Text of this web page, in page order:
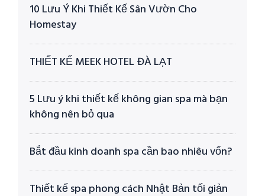
10 Lưu Ý Khi Thiết Kế Sân Vườn Cho
Homestay
THIẾT KẾ MEEK HOTEL ĐÀ LẠT
5 Lưu ý khi thiết kế không gian spa mà bạn
không nên bỏ qua
Bắt đầu kinh doanh spa cần bao nhiêu vốn?
Thiết kế spa phong cách Nhật Bản tối giản